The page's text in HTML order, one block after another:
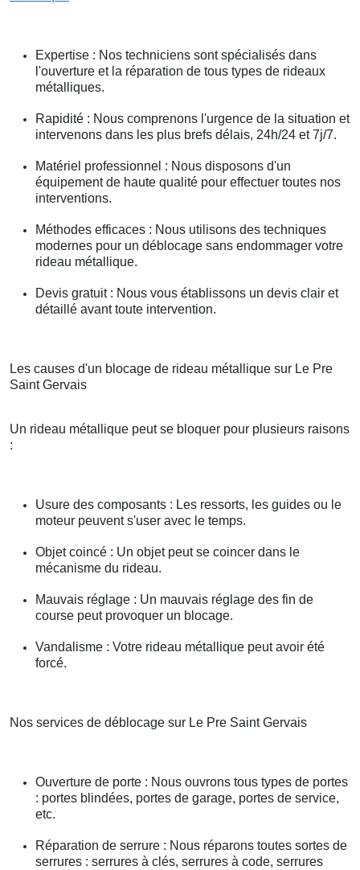
Expertise : Nos techniciens sont spécialisés dans
l'ouverture et la réparation de tous types de rideaux
métalliques.
Rapidité : Nous comprenons l'urgence de la situation et
intervenons dans les plus brefs délais, 24h/24 et 7j/7.
Matériel professionnel : Nous disposons d'un
équipement de haute qualité pour effectuer toutes nos
interventions.
Méthodes efficaces : Nous utilisons des techniques
modernes pour un déblocage sans endommager votre
rideau métallique.
Devis gratuit : Nous vous établissons un devis clair et
détaillé avant toute intervention.
Les causes d'un blocage de rideau métallique sur Le Pre
Saint Gervais
Un rideau métallique peut se bloquer pour plusieurs raisons
:
Usure des composants : Les ressorts, les guides ou le
moteur peuvent s'user avec le temps.
Objet coincé : Un objet peut se coincer dans le
mécanisme du rideau.
Mauvais réglage : Un mauvais réglage des fin de
course peut provoquer un blocage.
Vandalisme : Votre rideau métallique peut avoir été
forcé.
Nos services de déblocage sur Le Pre Saint Gervais
Ouverture de porte : Nous ouvrons tous types de portes
: portes blindées, portes de garage, portes de service,
etc.
Réparation de serrure : Nous réparons toutes sortes de
serrures : serrures à clés, serrures à code, serrures